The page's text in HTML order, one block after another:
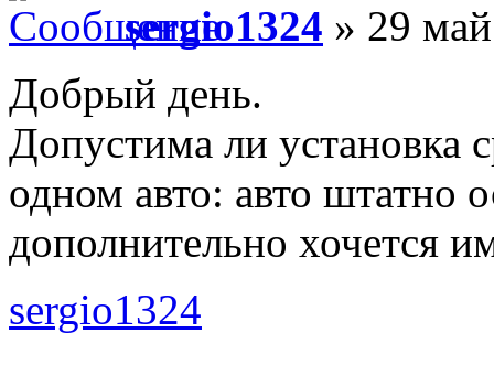
sergio1324 » 29
Добрый день.
Допустима ли установка
одном авто: авто штатно
дополнительно хочется
sergio1324